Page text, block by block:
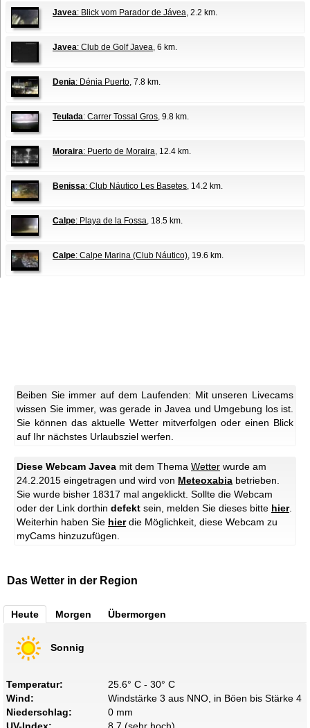
Javea: Blick vom Parador de Jávea, 2.2 km.
Javea: Club de Golf Javea, 6 km.
Denia: Dénia Puerto, 7.8 km.
Teulada: Carrer Tossal Gros, 9.8 km.
Moraira: Puerto de Moraira, 12.4 km.
Benissa: Club Náutico Les Basetes, 14.2 km.
Calpe: Playa de la Fossa, 18.5 km.
Calpe: Calpe Marina (Club Náutico), 19.6 km.
Beiben Sie immer auf dem Laufenden: Mit unseren Livecams
wissen Sie immer, was gerade in Javea und Umgebung los ist.
Sie können das aktuelle Wetter mitverfolgen oder einen Blick
auf Ihr nächstes Urlaubsziel werfen.
Diese Webcam Javea mit dem Thema Wetter wurde am
24.2.2015 eingetragen und wird von Meteoxabia betrieben.
Sie wurde bisher 18317 mal angeklickt. Sollte die Webcam
oder der Link dorthin defekt sein, melden Sie dieses bitte hier.
Weiterhin haben Sie hierdie Möglichkeit, diese Webcam zu
myCams hinzuzufügen.
Das Wetter in der Region
Heute Morgen Übermorgen
Sonnig
Temperatur:
25.6° C - 30° C
Wind:
Windstärke 3 aus NNO, in Böen bis Stärke 4
Niederschlag:
0 mm